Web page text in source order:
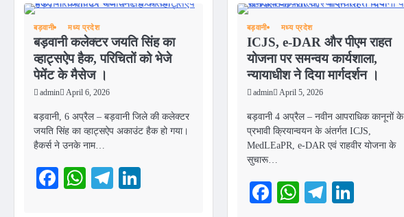
बड़वानी मध्य प्रदेश
बड़वानी कलेक्टर जयति सिंह का
व्हाट्सऐप हैक, परिचितों को भेजे
पेमेंट के मैसेज ।
admin April 6, 2026
बड़वानी, 6 अप्रैल – बड़वानी जिले की कलेक्टर
जयति सिंह का व्हाट्सऐप अकाउंट हैक हो गया।
हैकर्स ने उनके नाम…
Facebook
WhatsApp
Telegram
बड़वानी मध्य प्रदेश
ICJS, e-DAR और पीएम राहत
योजना पर समन्वय कार्यशाला,
न्यायाधीश ने दिया मार्गदर्शन ।
admin April 5, 2026
बड़वानी 4 अप्रैल – नवीन आपराधिक कानूनों के
प्रभावी क्रियान्वयन के अंतर्गत ICJS,
MedLEaPR, e-DAR एवं राहवीर योजना के
सुचारू…
Facebook
WhatsApp
Telegram